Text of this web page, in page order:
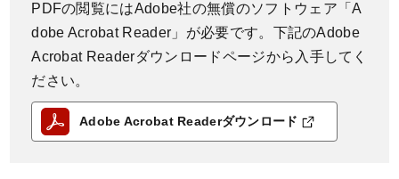
PDFの閲覧にはAdobe社の無償のソフトウェア「A
dobe Acrobat Reader」が必要です。下記のAdobe
Acrobat Readerダウンロードページから入手してく
ださい。
Adobe Acrobat Readerダウンロード